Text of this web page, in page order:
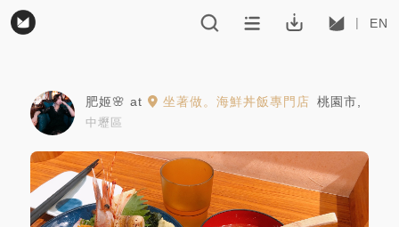
EN
肥姬🌸 at 坐著做。海鮮丼飯專門店 桃園市
中壢區